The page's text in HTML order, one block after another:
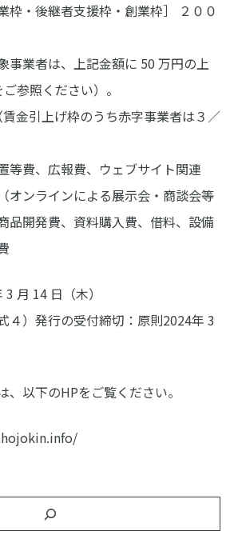
枠・後継者支援枠・創業枠］ ２００
事業者は、上記金額に 50 万円の上
参照ください）。
金引上げ枠のうち赤字事業者は３／
等費、広報費、ウェブサイト関連
オンラインによる展示会・商談会等
品開発費、資料購入費、借料、設備
月 14 日（木）
４）発行の受付締切：原則2024年 3
以下のHPをご覧ください。